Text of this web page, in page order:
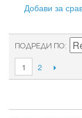
Добави за
ПОДРЕДИ ПО
1 2